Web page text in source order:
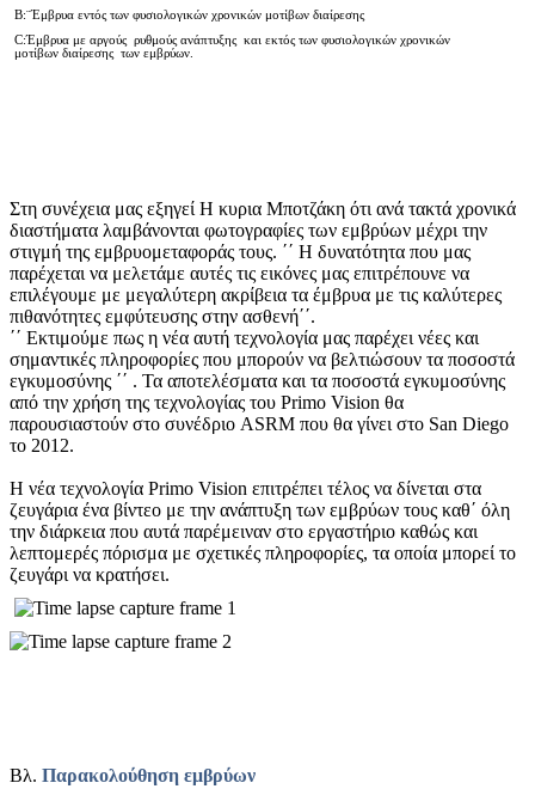
B:¨Έμβρυα εντός των φυσιολογικών χρονικών μοτίβων διαίρεσης
C:Έμβρυα με αργούς ρυθμούς ανάπτυξης και εκτός των φυσιολογικών χρονικών
μοτίβων διαίρεσης των εμβρύων.
Στη συνέχεια μας εξηγεί Η κυρια Μποτζάκη ότι ανά τακτά χρονικά
διαστήματα λαμβάνονται φωτογραφίες των εμβρύων μέχρι την
στιγμή της εμβρυομεταφοράς τους. ΄΄ Η δυνατότητα που μας
παρέχεται να μελετάμε αυτές τις εικόνες μας επιτρέπουνε να
επιλέγουμε με μεγαλύτερη ακρίβεια τα έμβρυα με τις καλύτερες
πιθανότητες εμφύτευσης στην ασθενή΄΄.
΄΄ Εκτιμούμε πως η νέα αυτή τεχνολογία μας παρέχει νέες και
σημαντικές πληροφορίες που μπορούν να βελτιώσουν τα ποσοστά
εγκυμοσύνης ΄΄ . Τα αποτελέσματα και τα ποσοστά εγκυμοσύνης
από την χρήση της τεχνολογίας του Primo Vision θα
παρουσιαστούν στο συνέδριο ASRM που θα γίνει στο San Diego
το 2012.
Η νέα τεχνολογία Primo Vision επιτρέπει τέλος να δίνεται στα
ζευγάρια ένα βίντεο με την ανάπτυξη των εμβρύων τους καθ΄ όλη
την διάρκεια που αυτά παρέμειναν στο εργαστήριο καθώς και
λεπτομερές πόρισμα με σχετικές πληροφορίες, τα οποία μπορεί το
ζευγάρι να κρατήσει.
Βλ. Παρακολούθηση εμβρύων